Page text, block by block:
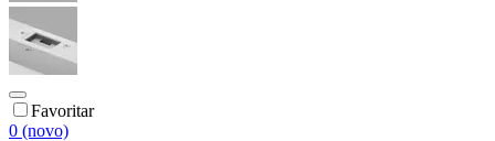
Favoritar
0 (novo)